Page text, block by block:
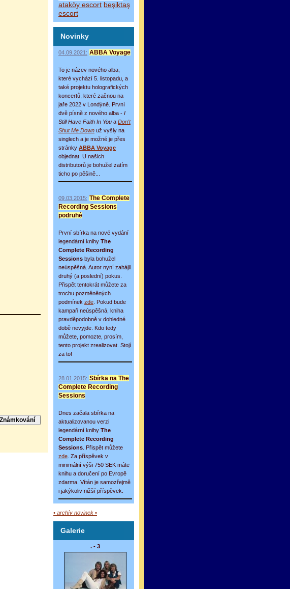
ataköy escort beşiktaş
escort
Novinky
04.09.2021: ABBA Voyage
To je název nového alba,
které vychází 5. listopadu, a
také projektu holografických
koncertů, které začnou na
jaře 2022 v Londýně. První
dvě písně z nového alba - I
Still Have Faith In You a Don't
Shut Me Down už vyšly na
singlech a je možné je přes
stránky ABBA Voyage
objednat. U našich
distributorů je bohužel zatím
ticho po pěšině...
09.03.2015: The Complete
Recording Sessions
podruhé
První sbírka na nové vydání
legendární knihy The
Complete Recording
Sessions byla bohužel
neúspěšná. Autor nyní zahájil
druhý (a poslední) pokus.
Přispět tentokrát můžete za
trochu pozměněných
podmínek zde . Pokud bude
kampaň neúspěšná, kniha
pravděpodobně v dohledné
době nevyjde. Kdo tedy
můžete, pomozte, prosím,
tento projekt zrealizovat. Stojí
za to!
28.01.2015: Sbírka na The
Complete Recording
Sessions
Dnes začala sbírka na
aktualizovanou verzi
legendární knihy The
Complete Recording
Sessions . Přispět můžete
zde . Za příspěvek v
minimální výši 750 SEK máte
knihu a doručení po Evropě
zdarma. Vítán je samozřejmě
i jakýkoliv nižší příspěvek.
• archív novinek •
Galerie
. - 3